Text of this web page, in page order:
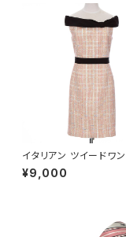
イタリアン ツイードワ
ピンク レディース Mサ
ORTUNA Tokyo レン
¥9,000